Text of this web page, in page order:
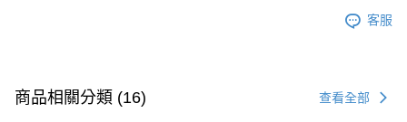
客服
商品相關分類 (16) 查看全部